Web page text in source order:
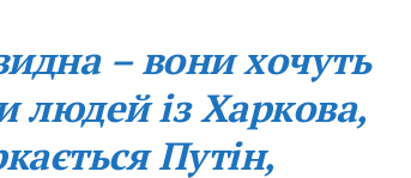
– вони хочуть
людей із Харкова,
Путін,